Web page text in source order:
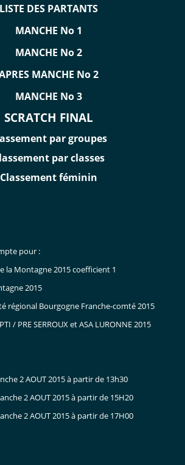
LISTE DES PARTANTS
MANCHE No 1
MANCHE No 2
MANCHE No 2
MANCHE No 3
SCRATCH FINAL
par groupes
par classes
Classement féminin
pour :
la Montagne 2015 coefficient 1
2015
régional Bourgogne Franche-comté 2015
/ PRE SERROUX et ASA LURONNE 2015
2 AOUT 2015 à partir de 13h30
2 AOUT 2015 à partir de 15H20
2 AOUT 2015 à partir de 17H00